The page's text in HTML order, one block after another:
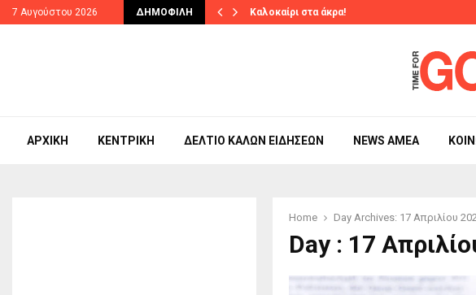
7 Αυγούστου 2026 ΔΗΜΟΦΙΛΉ
το πρωτοποριακό… Καλοκαίρι στα άκρα!
ΑΡΧΙΚΉ ΚΕΝΤΡΙΚΉ ΔΕΛΤΊΟ ΚΑΛΏΝ ΕΙΔΉΣΕΩΝ NEWS ΑΜΕΑ
Home Day Archives: 17 Απριλίου
Day : 17